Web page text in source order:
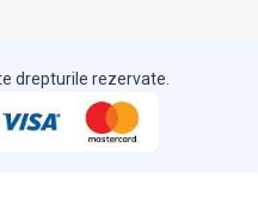
drepturile rezervate.